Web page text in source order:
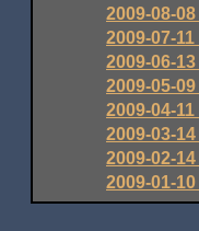
2009-08-08
2009-07-11
2009-06-13
2009-05-09
2009-04-11
2009-03-14
2009-02-14
2009-01-10